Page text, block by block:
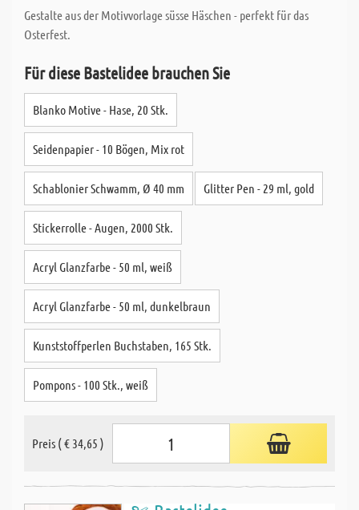
Gestalte aus der Motivvorlage süsse Häschen - perfekt für das
Osterfest.
Für diese Bastelidee brauchen Sie
Blanko Motive - Hase, 20 Stk.
Seidenpapier - 10 Bögen, Mix rot
Schablonier Schwamm, Ø 40 mm Glitter Pen - 29 ml, gold
Stickerrolle - Augen, 2000 Stk.
Acryl Glanzfarbe - 50 ml, weiß
Acryl Glanzfarbe - 50 ml, dunkelbraun
Kunststoffperlen Buchstaben, 165 Stk.
Pompons - 100 Stk., weiß
Preis ( € 34,65 )